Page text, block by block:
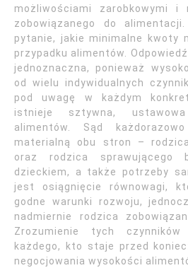
możliwościami zarobkowymi i
zobowiązanego do
pytanie, jakie minimalne kwoty
przypadku alimentów.
jednoznaczna, ponieważ
od wielu indywidualnych
pod uwagę w każdym
istnieje sztywna,
alimentów. Sąd
materialną obu stron –
oraz rodzica sprawującego
dzieckiem, a także potrzeby
jest osiągnięcie równowagi,
godne warunki rozwoju,
nadmiernie rodzica
Zrozumienie tych
każdego, kto staje przed
negocjowania wysokości